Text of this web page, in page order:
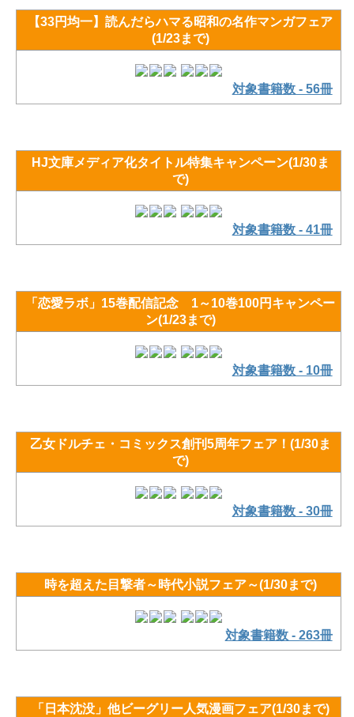
【33円均一】読んだらハマる昭和の名作マンガフェア
(1/23まで)
対象書籍数 - 56冊
HJ文庫メディア化タイトル特集キャンペーン(1/30ま
で)
対象書籍数 - 41冊
「恋愛ラボ」15巻配信記念 1～10巻100円キャンペー
ン(1/23まで)
対象書籍数 - 10冊
乙女ドルチェ・コミックス創刊5周年フェア！(1/30ま
で)
対象書籍数 - 30冊
時を超えた目撃者～時代小説フェア～(1/30まで)
対象書籍数 - 263冊
「日本沈没」他ビーグリー人気漫画フェア(1/30まで)